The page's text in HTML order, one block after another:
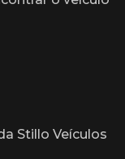
Stillo Veículos